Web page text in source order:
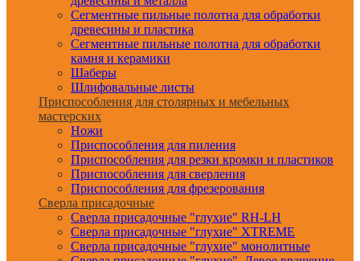
Сегментные пильные полотна для обработки
древесины и пластика
Сегментные пильные полотна для обработки
камня и керамики
Шаберы
Шлифовальные листы
Приспособления для столярных и мебельных
мастерских
Ножи
Приспособления для пиления
Приспособления для резки кромки и пластиков
Приспособления для сверления
Приспособления для фрезерования
Сверла присадочные
Сверла присадочные "глухие" RH-LH
Сверла присадочные "глухие" XTREME
Сверла присадочные "глухие" монолитные